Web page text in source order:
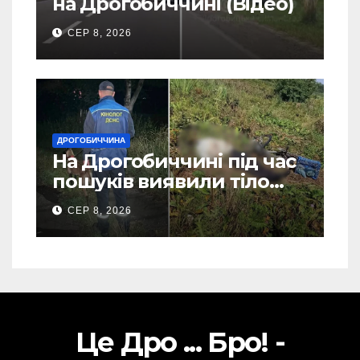
СЕР 8, 2026
ДРОГОБИЧЧИНА
На Дрогобиччині під час
пошуків виявили тіло
зниклого чоловіка (Фото)
СЕР 8, 2026
Це Дро ... Бро! -